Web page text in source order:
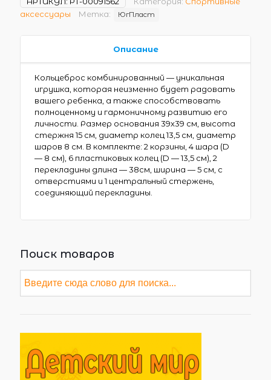
аксессуары
Метка: ЮгПласт
Описание
Кольцеброс комбинированный — уникальная
игрушка, которая неизменно будет радовать
вашего ребенка, а также способствовать
полноценному и гармоничному развитию его
личности. Размер основания 39х39 см, высота
стержня 15 см, диаметр колец 13,5 см, диаметр
шаров 8 см. В комплекте: 2 корзины, 4 шара (D
— 8 см), 6 пластиковых колец (D — 13,5 см), 2
перекладины длина — 38см, ширина — 5 см, с
отверстиями и 1 центральный стержень,
соединяющий перекладины.
Поиск товаров